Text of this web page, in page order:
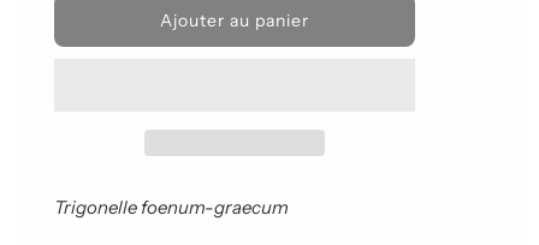
C
e
m
n
Ajouter au panier
Trigonelle foenum-graecum